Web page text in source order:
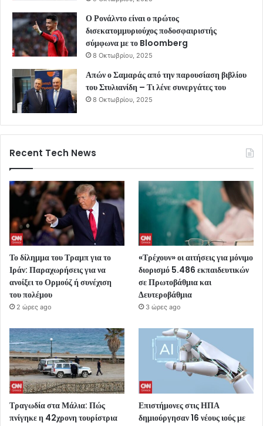
Ο Ρονάλντο είναι ο πρώτος
δισεκατομμυριούχος ποδοσφαιριστής
σύμφωνα με το Bloomberg
8 Οκτωβρίου, 2025
Απών ο Σαμαράς από την παρουσίαση βιβλίου
του Στυλιανίδη – Τι λένε συνεργάτες του
8 Οκτωβρίου, 2025
Recent Tech News
Το δίλημμα του Τραμπ για το
Ιράν: Παραχωρήσεις για να
ανοίξει το Ορμούζ ή συνέχιση
του πολέμου
2 ώρες ago
«Τρέχουν» οι αιτήσεις για μόνιμο
διορισμό 5.486 εκπαιδευτικών
σε Πρωτοβάθμια και
Δευτεροβάθμια
3 ώρες ago
Τραγωδία στα Μάλια: Πώς
πνίγηκε η 42χρονη τουρίστρια
Επιστήμονες στις ΗΠΑ
δημιούργησαν 16 νέους ιούς με